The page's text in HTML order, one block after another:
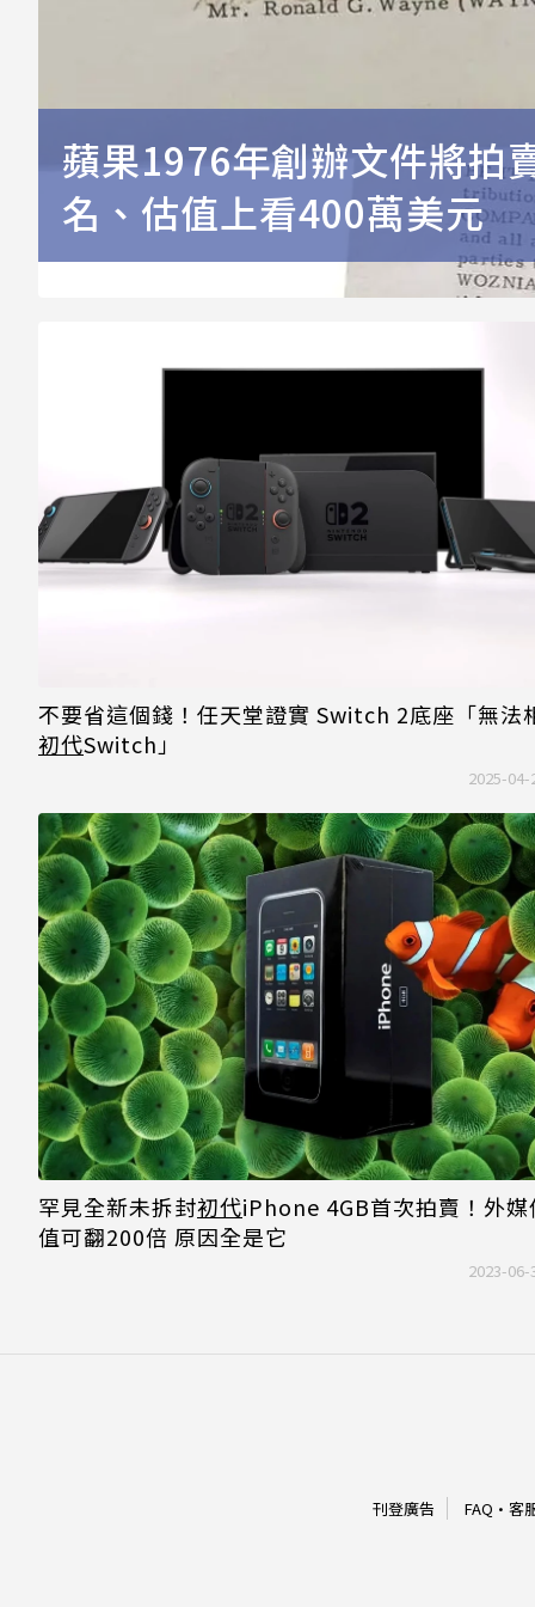
蘋果1976年創辦文件將拍
名、估值上看400萬美元
不要省這個錢！任天堂證實 Switch 2底座「無法
初代Switch」
2025-04-
罕見全新未拆封初代iPhone 4GB首次拍賣！外媒
值可翻200倍 原因全是它
2023-06-
刊登廣告 FAQ · 客